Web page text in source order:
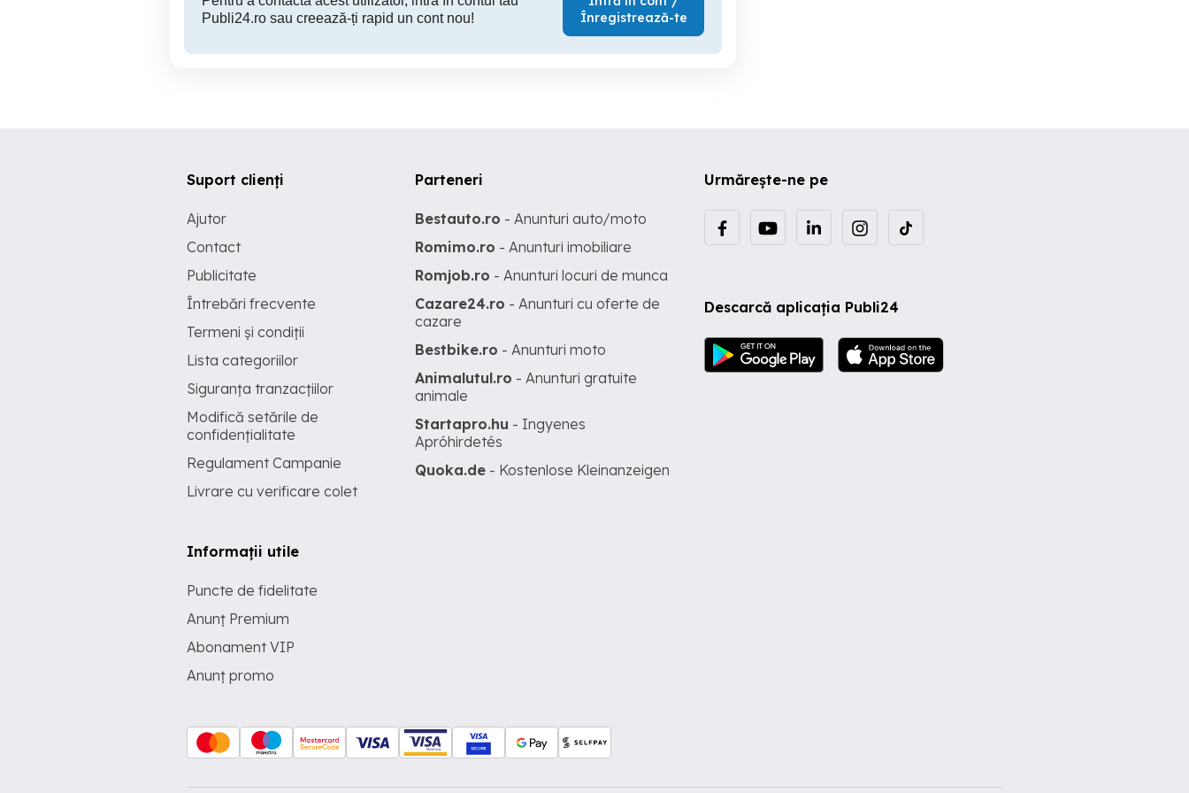
Publi24.ro sau creează-ți rapid un cont nou!
Înregistrează-te
Urmărește-ne pe
Descarcă aplicația Publi24
Suport clienți
Ajutor
Contact
Publicitate
Întrebări frecvente
Termeni și condiții
Lista categoriilor
Siguranța tranzacțiilor
Modifică setările de
confidențialitate
Regulament Campanie
Livrare cu verificare colet
Informații utile
Puncte de fidelitate
Anunț Premium
Abonament VIP
Anunț promo
Parteneri
Bestauto.ro - Anunturi auto/moto
Romimo.ro - Anunturi imobiliare
Romjob.ro - Anunturi locuri de munca
Cazare24.ro - Anunturi cu oferte de
cazare
Bestbike.ro - Anunturi moto
Animalutul.ro - Anunturi gratuite
animale
Startapro.hu - Ingyenes
Apróhirdetés
Quoka.de - Kostenlose Kleinanzeigen